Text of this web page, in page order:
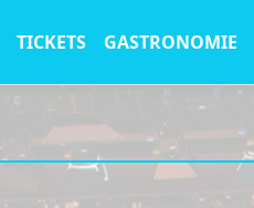
TICKETS GASTRONOMIE